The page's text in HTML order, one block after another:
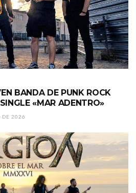
BANDA DE PUNK ROCK
«MAR ADENTRO»
DE 2026